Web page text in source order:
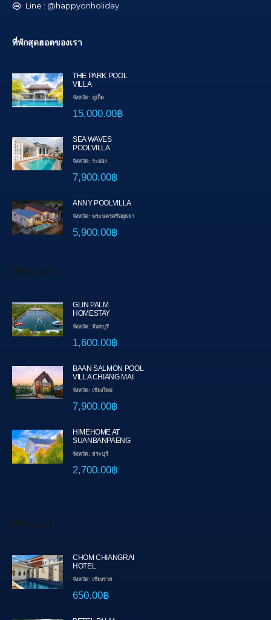
Line : @happyonholiday
ที่พักสุดฮอตของเรา
THE PARK POOL
VILLA
จังหวัด: ภูเก็ต
15,000.00฿
SEA WAVES
POOLVILLA
จังหวัด: ระยอง
7,900.00฿
ANNY POOLVILLA
จังหวัด: พระนครศรีอยุธยา
5,900.00฿
ที่พักแนะนำ
GLIN PALM
HOMESTAY
จังหวัด: จันทบุรี
1,600.00฿
BAAN SALMON POOL
VILLA CHIANG MAI
จังหวัด: เชียงใหม่
7,900.00฿
HIMEHOME AT
SUANBANPAENG
จังหวัด: สระบุรี
2,700.00฿
ที่พักแนะนำ
CHOM CHIANGRAI
HOTEL
จังหวัด: เชียงราย
650.00฿